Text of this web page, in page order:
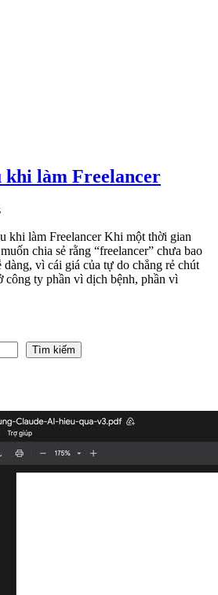
khi làm Freelancer
khi làm Freelancer Khi một thời gian
chia sẻ rằng “freelancer” chưa bao
vì cái giá của tự do chẳng rẻ chút
công ty phần vì dịch bệnh, phần vì
Tìm kiếm